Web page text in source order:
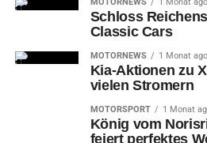
Schloss
Classic Cars
MOTORNEWS 1 Monat ago
Kia-Aktionen zu
vielen Stromern
MOTORSPORT 1 Monat
König vom
feiert perfektes